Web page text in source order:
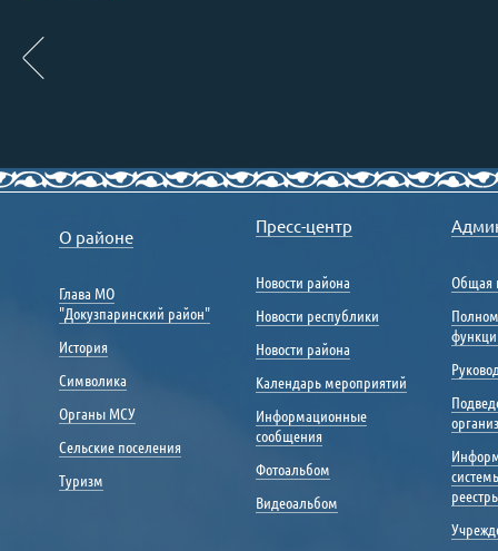
О районе
Глава МО
"Докузпаринский район"
История
Символика
Органы МСУ
Сельские поселения
Туризм
Пресс-центр
Новости района
Новости республики
Новости района
Календарь мероприятий
Информационные
сообщения
Фотоальбом
Видеоальбом
Общая